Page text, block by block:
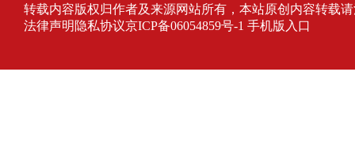
转载内容版权归作者及来源网站所有，本站原创内容转载
法律声明隐私协议京ICP备06054859号-1 手机版入口